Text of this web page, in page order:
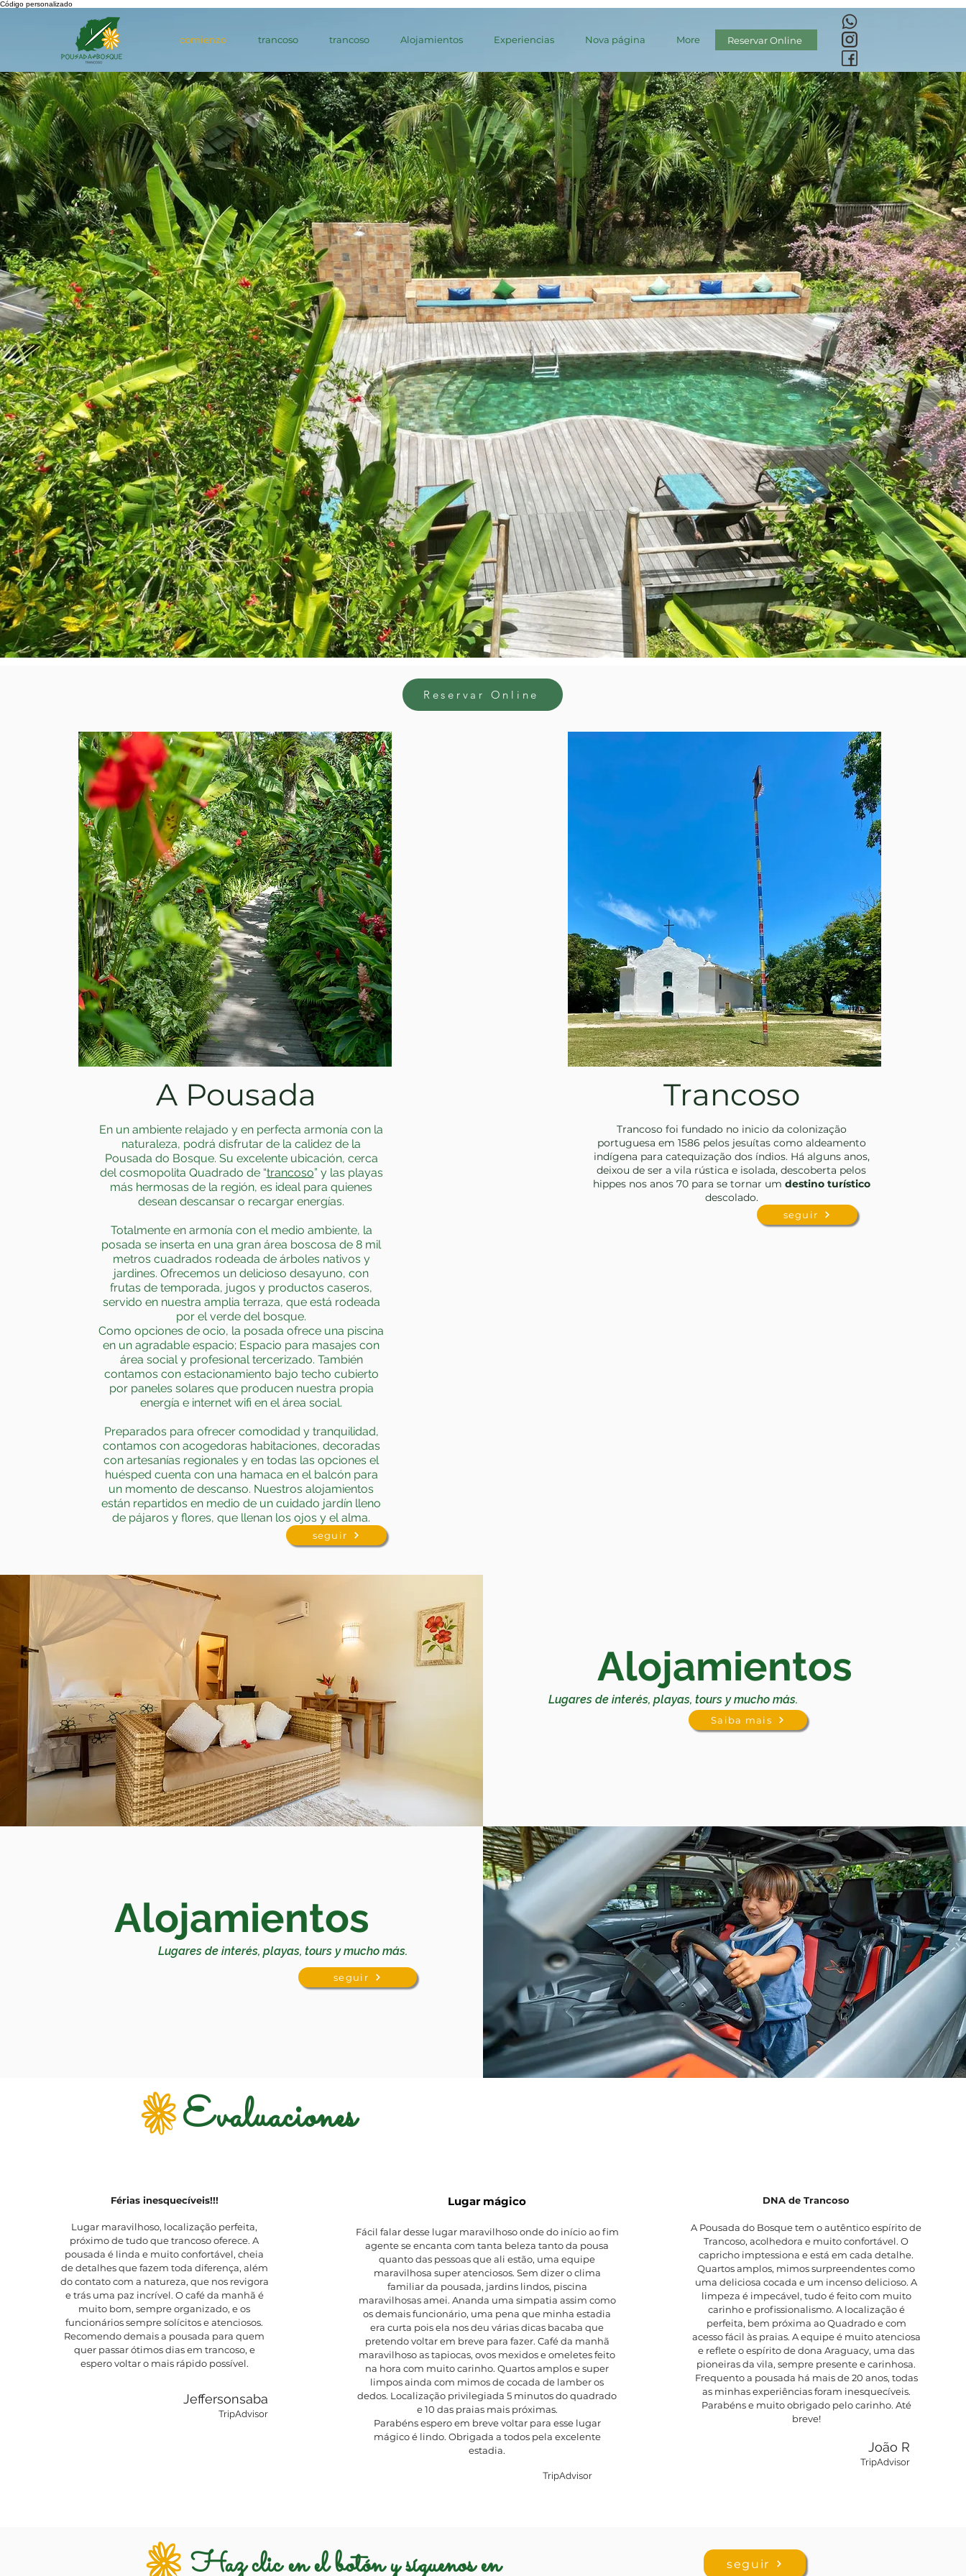
Código personalizado
comienzo trancoso trancoso Alojamientos Experiencias Nova página More Reservar Online
Reservar Online
A Pousada
En un ambiente relajado y en perfecta armonía con la
naturaleza, podrá disfrutar de la calidez de la
Pousada do Bosque. Su excelente ubicación, cerca
del cosmopolita Quadrado de “trancoso” y las playas
más hermosas de la región, es ideal para quienes
desean descansar o recargar energías.
Totalmente en armonía con el medio ambiente, la
posada se inserta en una gran área boscosa de 8 mil
metros cuadrados rodeada de árboles nativos y
jardines. Ofrecemos un delicioso desayuno, con
frutas de temporada, jugos y productos caseros,
servido en nuestra amplia terraza, que está rodeada
por el verde del bosque.
Como opciones de ocio, la posada ofrece una piscina
en un agradable espacio; Espacio para masajes con
área social y profesional tercerizado. También
contamos con estacionamiento bajo techo cubierto
por paneles solares que producen nuestra propia
energía e internet wifi en el área social.
Preparados para ofrecer comodidad y tranquilidad,
contamos con acogedoras habitaciones, decoradas
con artesanías regionales y en todas las opciones el
huésped cuenta con una hamaca en el balcón para
un momento de descanso. Nuestros alojamientos
están repartidos en medio de un cuidado jardín lleno
de pájaros y flores, que llenan los ojos y el alma.
seguir
Trancoso
Trancoso foi fundado no inicio da colonização
portuguesa em 1586 pelos jesuítas como aldeamento
indígena para catequização dos índios. Há alguns anos,
deixou de ser a vila rústica e isolada, descoberta pelos
hippes nos anos 70 para se tornar um destino turístico
descolado.
seguir
Alojamientos
Lugares de interés, playas, tours y mucho más.
Saiba mais
Alojamientos
Lugares de interés, playas, tours y mucho más.
seguir
Evaluaciones
Férias inesquecíveis!!!
Lugar maravilhoso, localização perfeita,
próximo de tudo que trancoso oferece. A
pousada é linda e muito confortável, cheia
de detalhes que fazem toda diferença, além
do contato com a natureza, que nos revigora
e trás uma paz incrível. O café da manhã é
muito bom, sempre organizado, e os
funcionários sempre solícitos e atenciosos.
Recomendo demais a pousada para quem
quer passar ótimos dias em trancoso, e
espero voltar o mais rápido possível.
Jeffersonsaba
TripAdvisor
Lugar mágico
Fácil falar desse lugar maravilhoso onde do início ao fim
agente se encanta com tanta beleza tanto da pousa
quanto das pessoas que ali estão, uma equipe
maravilhosa super atenciosos. Sem dizer o clima
familiar da pousada, jardins lindos, piscina
maravilhosas amei. Ananda uma simpatia assim como
os demais funcionário, uma pena que minha estadia
era curta pois ela nos deu várias dicas bacaba que
pretendo voltar em breve para fazer. Café da manhã
maravilhoso as tapiocas, ovos mexidos e omeletes feito
na hora com muito carinho. Quartos amplos e super
limpos ainda com mimos de cocada de lamber os
dedos. Localização privilegiada 5 minutos do quadrado
e 10 das praias mais próximas.
Parabéns espero em breve voltar para esse lugar
mágico é lindo. Obrigada a todos pela excelente
estadia.
TripAdvisor
DNA de Trancoso
A Pousada do Bosque tem o autêntico espírito de
Trancoso, acolhedora e muito confortável. O
capricho imptessiona e está em cada detalhe.
Quartos amplos, mimos surpreendentes como
uma deliciosa cocada e um incenso delicioso. A
limpeza é impecável, tudo é feito com muito
carinho e profissionalismo. A localização é
perfeita, bem próxima ao Quadrado e com
acesso fácil às praias. A equipe é muito atenciosa
e reflete o espírito de dona Araguacy, uma das
pioneiras da vila, sempre presente e carinhosa.
Frequento a pousada há mais de 20 anos, todas
as minhas experiências foram inesquecíveis.
Parabéns e muito obrigado pelo carinho. Até
breve!
João R
TripAdvisor
Haz clic en el botón y síguenos en seguir